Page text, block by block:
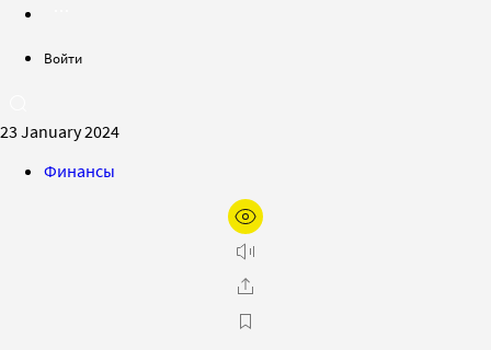
Войти
23 January 2024
Финансы